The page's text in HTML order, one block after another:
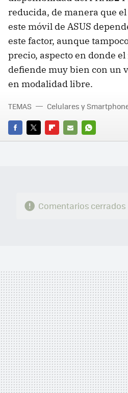
reducida, de manera que
este móvil de ASUS
este factor, aunque
precio, aspecto en donde
defiende muy bien con un
en modalidad libre.
FACEBOOK
TWITTERFLIPBOARD
E-
WHATSAPP
TEMAS Celulares y
Comentarios cerrados